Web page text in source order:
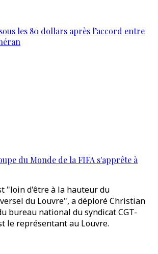
les 80 dollars après l’accord entre
du Monde de la FIFA s'apprête à
"loin d'être à la hauteur du
du Louvre", a déploré Christian
bureau national du syndicat CGT-
le représentant au Louvre.